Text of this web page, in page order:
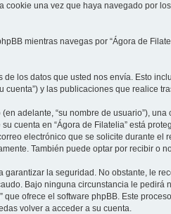
una vez que haya navegado por
mientras navegas por “Ágora de
los datos que usted nos envía. Esto
cuenta”) y las publicaciones que realice
adelante, “su nombre de usuario”),
cuenta en “Ágora de Filatelia” está
electrónico que se solicite durante
También puede optar por recibir o
la seguridad. No obstante, le
Bajo ninguna circunstancia le
ofrece el software phpBB. Este
volver a acceder a su cuenta.